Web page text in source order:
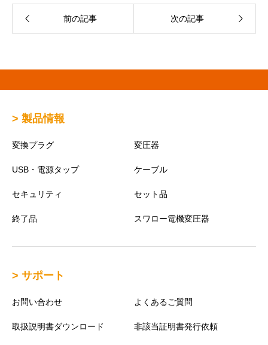
前の記事 次の記事
> 製品情報
変換プラグ 変圧器
USB・電源タップ ケーブル
セキュリティ セット品
終了品 スワロー電機変圧器
> サポート
お問い合わせ よくあるご質問
取扱説明書ダウンロード 非該当証明書発行依頼